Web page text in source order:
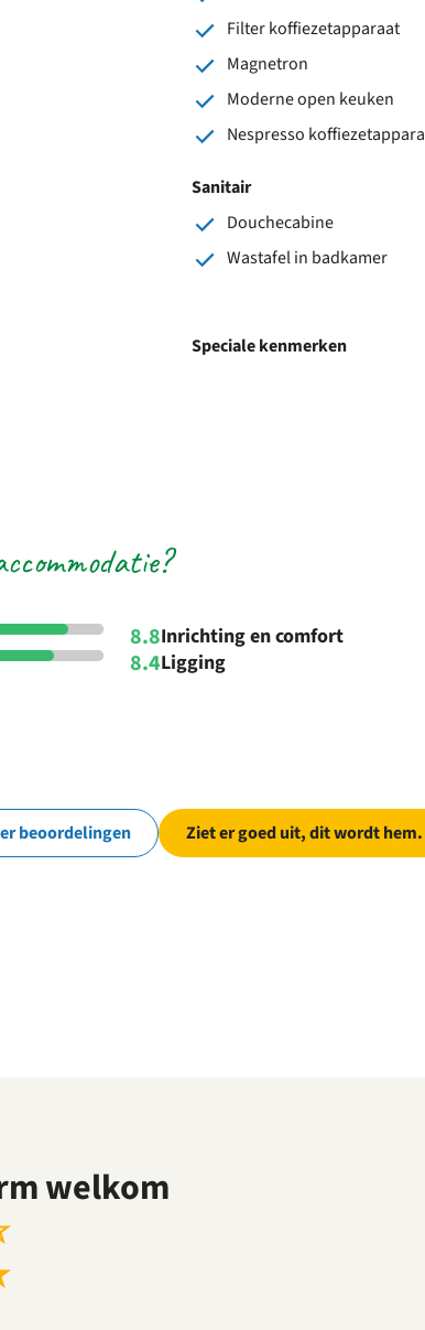
Filter koffiezetapparaat
Magnetron
Moderne open keuken
Nespresso
Sanitair
Douchecabine
Wastafel in badkamer
Speciale kenmerken
8.8Inrichting en comfort
8.4Ligging
beoordelingen Ziet er goed uit, dit wordt hem.
welkom